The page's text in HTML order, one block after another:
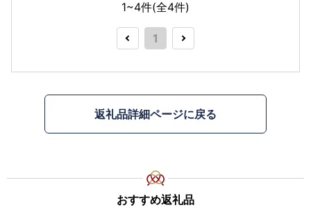
1~4件(全4件)
1
返礼品詳細ページに戻る
おすすめ返礼品